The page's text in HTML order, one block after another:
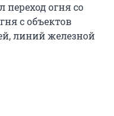
огня со
с объектов
линий железной